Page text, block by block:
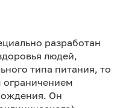
разработан
людей,
типа питания, то
Он